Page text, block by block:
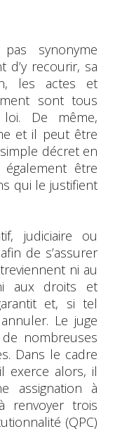
pas synonyme
d’y recourir, sa
les actes et
sont tous
De même,
et il peut être
décret en
être
qui le justifient
judiciaire ou
de s’assurer
ni au
aux droits et
et, si tel
Le juge
nombreuses
Dans le cadre
exerce alors, il
assignation à
renvoyer trois
(QPC)